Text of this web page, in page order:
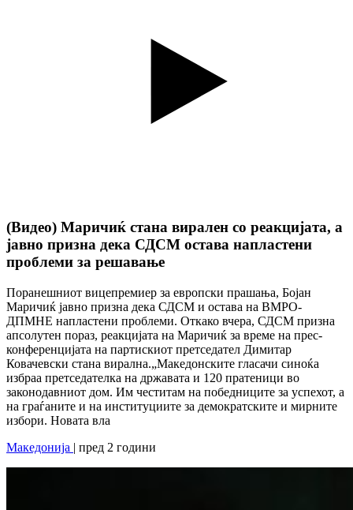
(Видео) Маричиќ стана вирален со реакцијата, а
јавно призна дека СДСМ остава напластени
проблеми за решавање
Поранешниот вицепремиер за европски прашања, Бојан
Маричиќ јавно призна дека СДСМ и остава на ВМРО-
ДПМНЕ напластени проблеми. Откако вчера, СДСМ призна
апсолутен пораз, реакцијата на Маричиќ за време на прес-
конференцијата на партискиот претседател Димитар
Ковачевски стана вирална.„Македонските гласачи синоќа
избраа претседателка на државата и 120 пратеници во
законодавниот дом. Им честитам на победниците за успехот, а
на граѓаните и на институциите за демократските и мирните
избори. Новата вла
Македонија | пред 2 години